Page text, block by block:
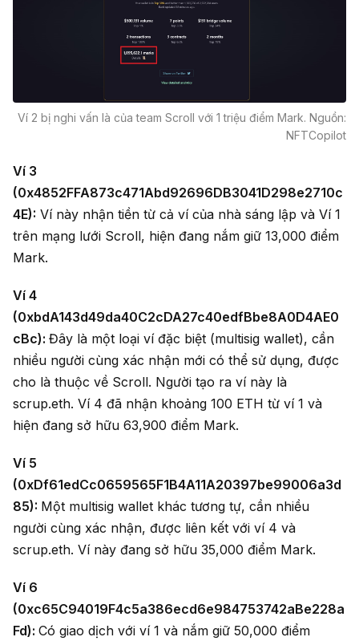
Ví 2 bị nghi vấn là của team Scroll với 1 triệu điểm Mark. Nguồn:
NFTCopilot
Ví 3
(0x4852FFA873c471Abd92696DB3041D298e2710c
4E): Ví này nhận tiền từ cả ví của nhà sáng lập và Ví 1
trên mạng lưới Scroll, hiện đang nắm giữ 13,000 điểm
Mark.
Ví 4
(0xbdA143d49da40C2cDA27c40edfBbe8A0D4AE0
cBc): Đây là một loại ví đặc biệt (multisig wallet), cần
nhiều người cùng xác nhận mới có thể sử dụng, được
cho là thuộc về Scroll. Người tạo ra ví này là
scrup.eth. Ví 4 đã nhận khoảng 100 ETH từ ví 1 và
hiện đang sở hữu 63,900 điểm Mark.
Ví 5
(0xDf61edCc0659565F1B4A11A20397be99006a3d
85): Một multisig wallet khác tương tự, cần nhiều
người cùng xác nhận, được liên kết với ví 4 và
scrup.eth. Ví này đang sở hữu 35,000 điểm Mark.
Ví 6
(0xc65C94019F4c5a386ecd6e984753742aBe228a
Fd): Có giao dịch với ví 1 và nắm giữ 50,000 điểm